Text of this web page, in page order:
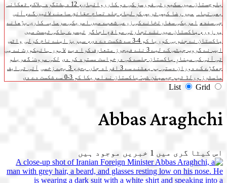
بلوچستان میں سکیورٹی فورسز کی دو کارروائیاں، 12 دہشتگرد ہلاک، ٹھکانہ
بھی تباہ
میر رضا کیس ٹریس کر لیا، جلد تمام حقائق سامنے لائیں گے، آئی
جی سندھ امریکی سفارتخانے کی زرعی شعبے میں امریکی سرمایہ کاری بڑھانے
پر زور، پاکستان میں نئے تجارتی مواقع اجاگر
تیسرے ہاکی ٹیسٹ میں
پاکستان نے جنوبی کوریا کو 4-3 سے شکست دے دی، سیریز اپنے نام کرلی
واٹس
ایپ نے گروپ چیٹس کے لیے 3 نئے فیچرز متعارف کرا دیے
لاہور ہائیکورٹ نے پی
ٹی آئی کی مینارِ پاکستان جلسے کی درخواست مسترد کر دی لکی مروت: گھریلو
جھگڑے کے دوران دستی بم پھٹنے سے 3 افراد جاں بحق، 3 بچے زخمی
آئی ٹی ایف
ماسٹرز ورلڈ ٹیم چیمپئن شپ: پاکستان نے امریکا کو 3-0 سے شکست دے دی
List Grid
Abbas Araghchi
اس کیٹا گری میں 1 خبریں موجود ہیں